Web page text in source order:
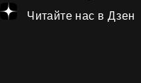
Читайте нас в Дзен